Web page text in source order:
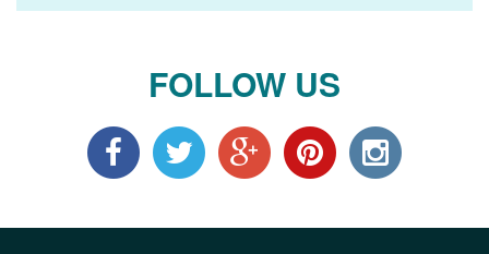
FOLLOW US